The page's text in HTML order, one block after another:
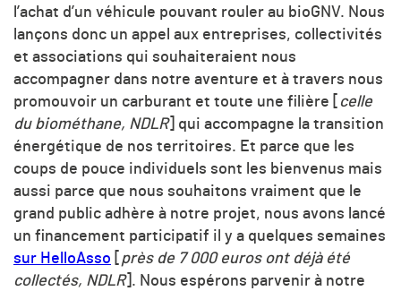
l’achat d’un véhicule pouvant rouler au bioGNV. Nous
lançons donc un appel aux entreprises, collectivités
et associations qui souhaiteraient nous
accompagner dans notre aventure et à travers nous
promouvoir un carburant et toute une filière [
celle
du biométhane, NDLR] qui accompagne la transition
énergétique de nos territoires. Et parce que les
coups de pouce individuels sont les bienvenus mais
aussi parce que nous souhaitons vraiment que le
grand public adhère à notre projet, nous avons lancé
un financement participatif il y a quelques semaines
sur HelloAsso
près de 7 000 euros ont déjà été
collectés, NDLR]. Nous espérons parvenir à notre